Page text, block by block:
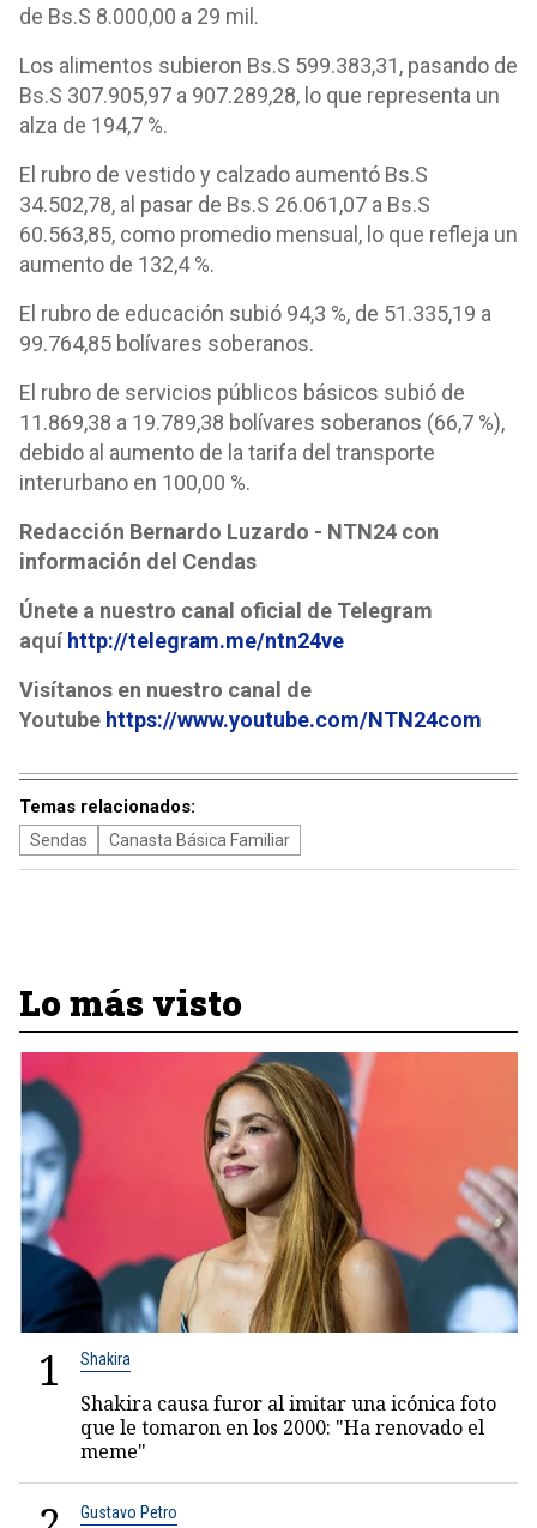
de Bs.S 8.000,00 a 29 mil.
Los alimentos subieron Bs.S 599.383,31, pasando de
Bs.S 307.905,97 a 907.289,28, lo que representa un
alza de 194,7 %.
El rubro de vestido y calzado aumentó Bs.S
34.502,78, al pasar de Bs.S 26.061,07 a Bs.S
60.563,85, como promedio mensual, lo que refleja un
aumento de 132,4 %.
El rubro de educación subió 94,3 %, de 51.335,19 a
99.764,85 bolívares soberanos.
El rubro de servicios públicos básicos subió de
11.869,38 a 19.789,38 bolívares soberanos (66,7 %),
debido al aumento de la tarifa del transporte
interurbano en 100,00 %.
Redacción Bernardo Luzardo - NTN24 con
información del Cendas
Únete a nuestro canal oficial de Telegram
aquí http://telegram.me/ntn24ve
Visítanos en nuestro canal de
Youtube https://www.youtube.com/NTN24com
Temas relacionados:
Sendas Canasta Básica Familiar
Lo más visto
1 Shakira
Shakira causa furor al imitar una icónica foto
que le tomaron en los 2000: "Ha renovado el
meme"
Gustavo Petro